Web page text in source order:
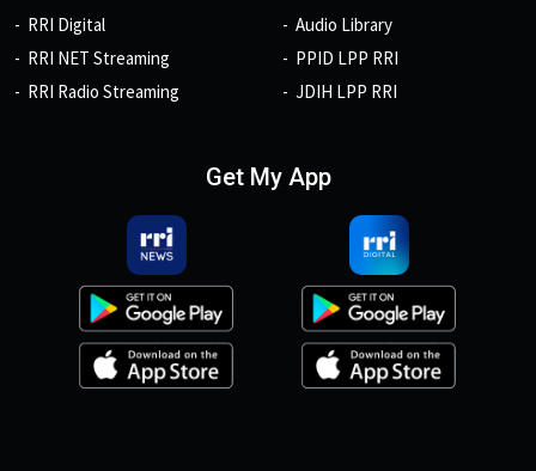
RRI Digital
RRI NET Streaming
RRI Radio Streaming
Audio Library
PPID LPP RRI
JDIH LPP RRI
Get My App